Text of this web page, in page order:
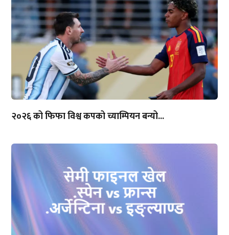
२०२६ को फिफा विश्व कपको च्याम्पियन बन्यो...